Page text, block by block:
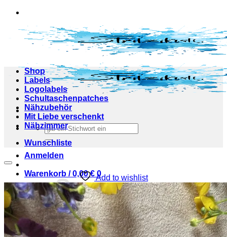
Zum
springen
Suchen
nach:
Anmelden
Warenkorb /0,00€ 0
Es befinden sich keine Produkte im Warenkorb.
Shop
Labels
Logolabels
Schultaschenpatches
Nähzubehör
Mit Liebe verschenkt
Nähzimmer
Wunschliste
Add to wishlist